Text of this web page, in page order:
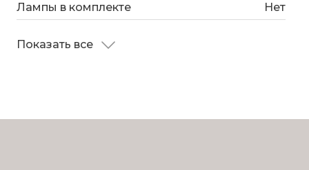
Лампы в комплекте
Нет
Показать все